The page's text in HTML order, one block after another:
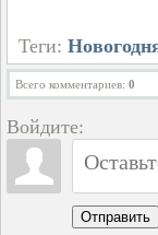
Теги:
Всего комментариев: 0
Войдите:
Отправить